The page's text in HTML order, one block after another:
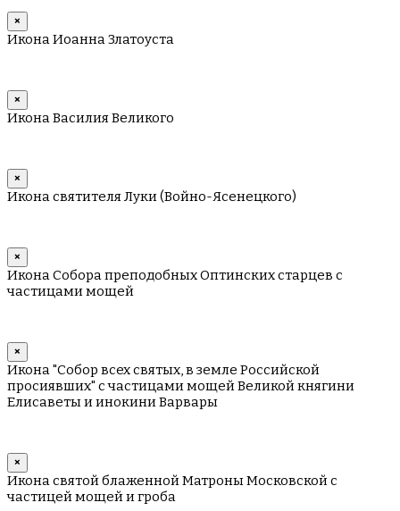
×
Икона Иоанна Златоуста
×
Икона Василия Великого
×
Икона святителя Луки (Войно-Ясенецкого)
×
Икона Собора преподобных Оптинских старцев с
частицами мощей
×
Икона "Собор всех святых, в земле Российской
просиявших" с частицами мощей Великой княгини
Елисаветы и инокини Варвары
×
Икона святой блаженной Матроны Московской с
частицей мощей и гроба